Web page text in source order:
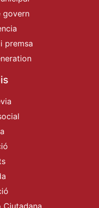
govern
premsa
Ciutadana